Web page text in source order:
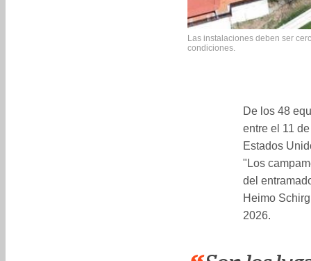
Las instalaciones deben ser
condiciones.
De los 48
entre el 11
Estados
"Los
del
Heimo
2026.